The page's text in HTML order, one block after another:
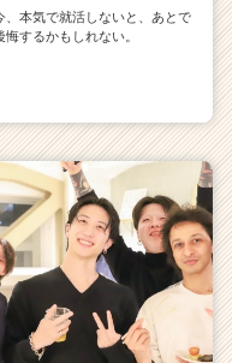
、本気で就活しないと、あとで
悔するかもしれない。